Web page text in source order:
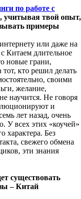
по работе с
, учитывая твой опыт,
примеры
или даже на
Китаем длительное
новые грани,
кто решил делать
своими
желание,
научится. Не говоря
и
лет назад, очень
У всех этих «коучей»
характера. Без
свежего обмена
эти знания
существовать
– Китай